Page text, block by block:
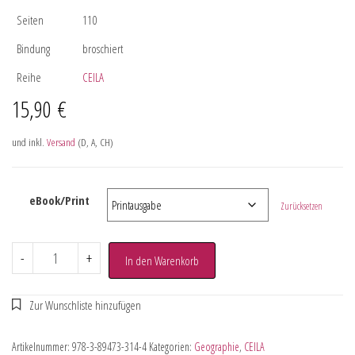
Seiten
110
Bindung
broschiert
Reihe
CEILA
15,90 €
und inkl. Versand (D, A, CH)
eBook/Print Zurücksetzen
- + In den Warenkorb
Artikelnummer: 978-3-89473-314-4 Kategorien: Geographie, CEILA